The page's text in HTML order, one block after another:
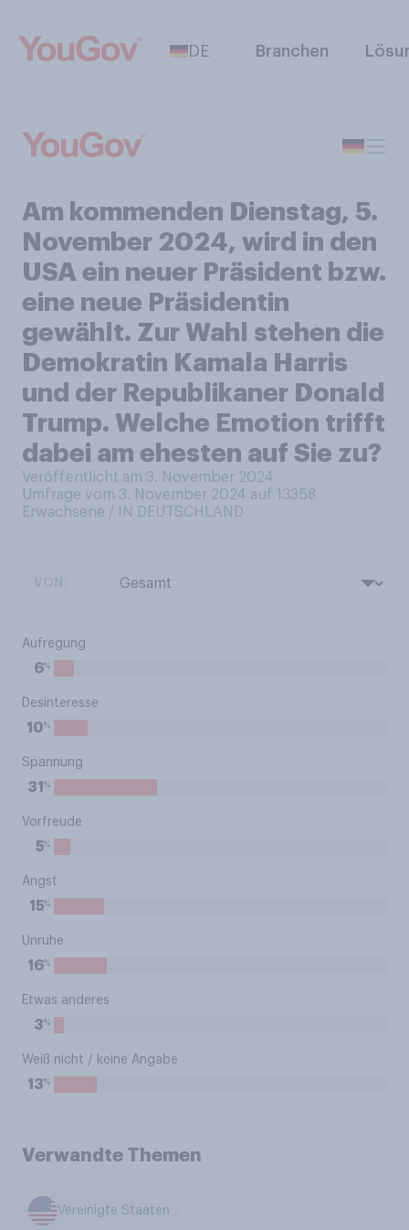
DE Branchen
Am kommenden Dienstag, 5.
November 2024, wird in den
USA ein neuer Präsident bzw.
eine neue Präsidentin
gewählt. Zur Wahl stehen die
Demokratin Kamala Harris
und der Republikaner Donald
Trump. Welche Emotion trifft
dabei am ehesten auf Sie zu?
Veröffentlicht am 3. November 2024
Umfrage vom 3. November 2024 auf 13358
Erwachsene / IN DEUTSCHLAND
Aufregung
6%
Desinteresse
10%
Spannung
31 %
Vorfreude
5%
Angst
15%
Unruhe
16%
Etwas anderes
3%
Weiß nicht / keine Angabe
13%
Verwandte Themen
Vereinigte Staaten